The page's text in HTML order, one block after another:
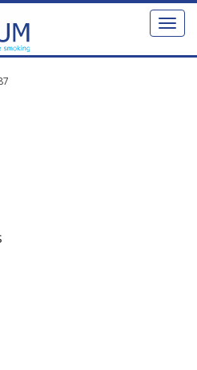
Toggle